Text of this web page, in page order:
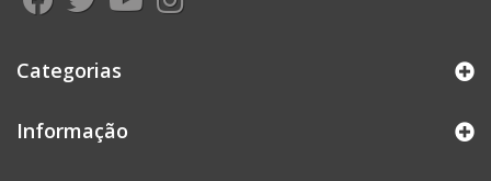
Categorias
Informação